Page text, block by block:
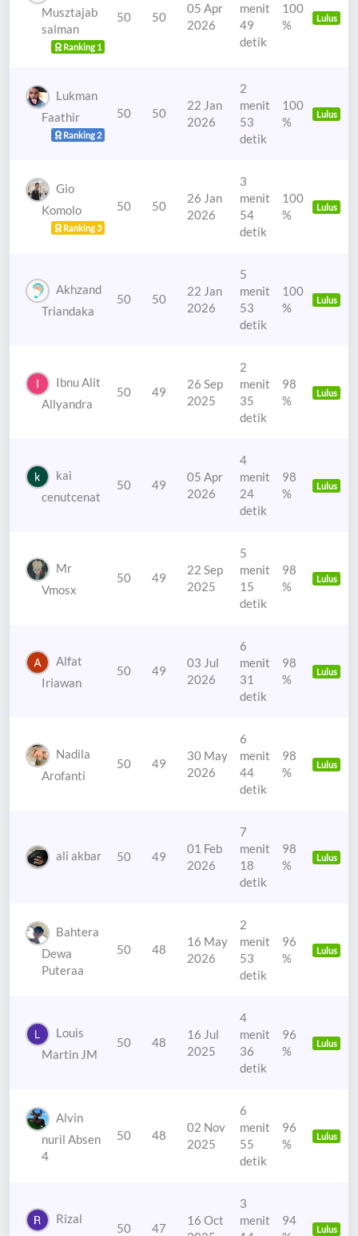
Musztajab
salman
Ranking 1
50 50
05 Apr
2026
menit
49
detik
100
%
Lulus
Lukman
Faathir
Ranking 2
50 50
22 Jan
2026
2
menit
53
detik
100
%
Lulus
Gio
Komolo
Ranking 3
50 50
26 Jan
2026
3
menit
54
detik
100
%
Lulus
Akhzand
Triandaka
50 50
22 Jan
2026
5
menit
53
detik
100
%
Lulus
Ibnu Alit
Allyandra
50 49
26 Sep
2025
2
menit
35
detik
98
%
Lulus
kai
cenutcenat
50 49
05 Apr
2026
4
menit
24
detik
98
%
Lulus
Mr
Vmosx
50 49
22 Sep
2025
5
menit
15
detik
98
%
Lulus
Alfat
Iriawan
50 49
03 Jul
2026
6
menit
31
detik
98
%
Lulus
Nadila
Arofanti
50 49
30 May
2026
6
menit
44
detik
98
%
Lulus
ali akbar 50 49
01 Feb
2026
7
menit
18
detik
98
%
Lulus
Bahtera
Dewa
Puteraa
50 48
16 May
2026
2
menit
53
detik
96
%
Lulus
Louis
Martin JM
50 48
16 Jul
2025
4
menit
36
detik
96
%
Lulus
Alvin
nuril Absen
4
50 48
02 Nov
2025
6
menit
55
detik
96
%
Lulus
Rizal
50 47
16 Oct
3
menit
94
Lulus